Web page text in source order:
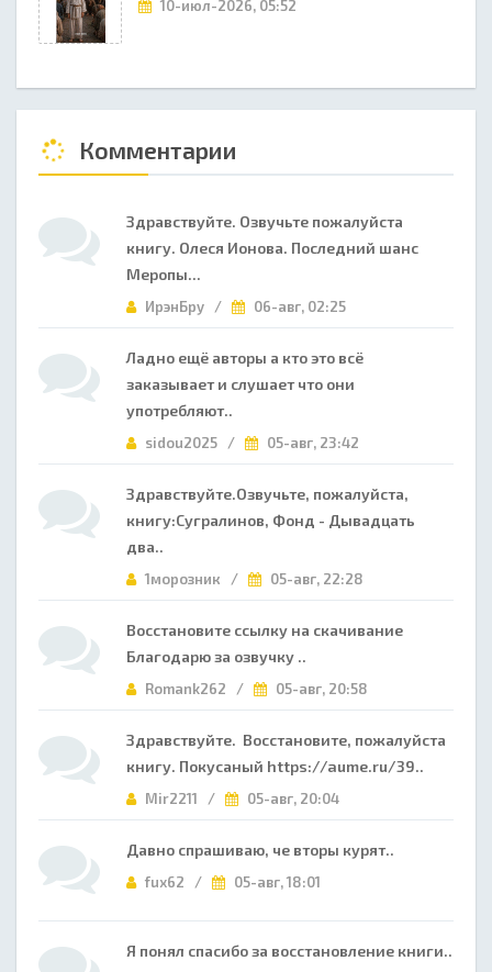
10-июл-2026, 05:52
Комментарии
Здравствуйте. Озвучьте пожалуйста
книгу. Олеся Ионова. Последний шанс
Меропы...
ИрэнБру / 06-авг, 02:25
Ладно ещё авторы а кто это всё
заказывает и слушает что они
употребляют..
sidou2025 / 05-авг, 23:42
Здравствуйте.Озвучьте, пожалуйста,
книгу:Сугралинов, Фонд - Дывадцать
два..
1морозник / 05-авг, 22:28
Восстановите ссылку на скачивание
Благодарю за озвучку ..
Romank262 / 05-авг, 20:58
Здравствуйте. Восстановите, пожалуйста
книгу. Покусаный https://aume.ru/39..
Mir2211 / 05-авг, 20:04
Давно спрашиваю, че вторы курят..
fux62 / 05-авг, 18:01
Я понял спасибо за восстановление книги..